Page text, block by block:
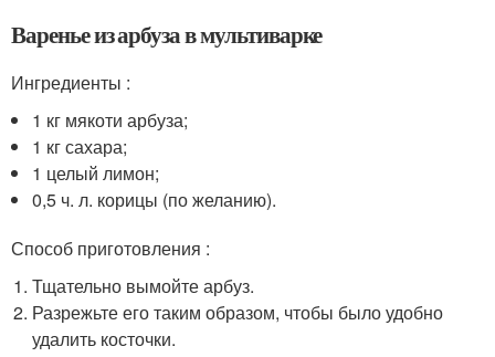
Варенье из арбуза в мультиварке
Ингредиенты :
1 кг мякоти арбуза;
1 кг сахара;
1 целый лимон;
0,5 ч. л. корицы (по желанию).
Способ приготовления :
Тщательно вымойте арбуз.
Разрежьте его таким образом, чтобы было удобно
удалить косточки.